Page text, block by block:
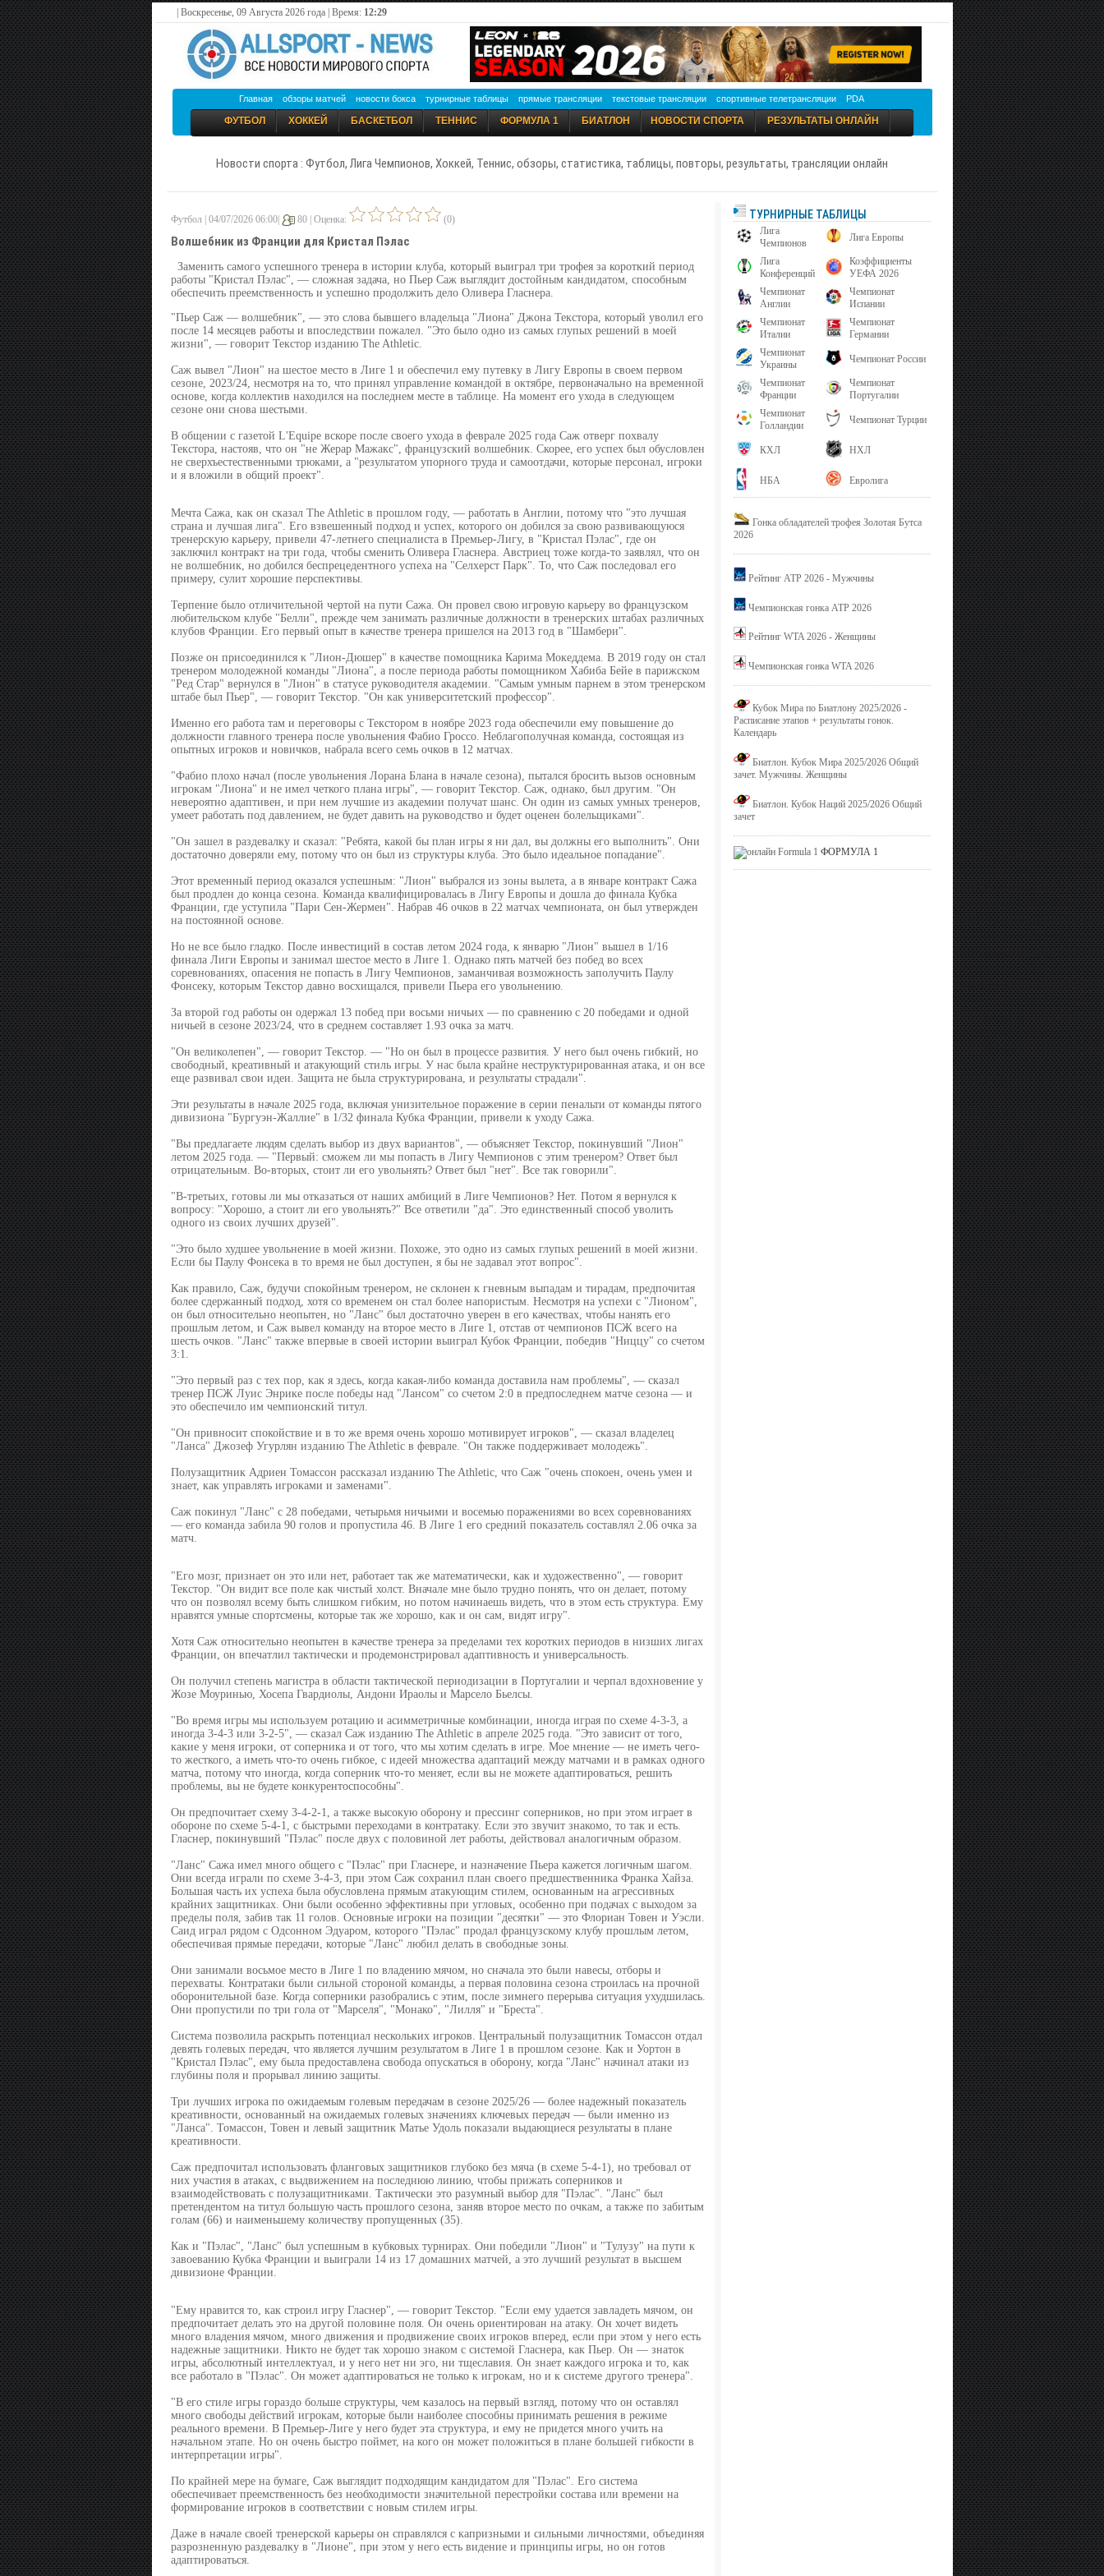
| Воскресенье, 09 Августа 2026 года | Время: 12:29
Главная обзоры матчей новости бокса турнирные таблицы прямые трансляции текстовые трансляции спортивные телетрансляции PDA
ФУТБОЛ ХОККЕЙ БАСКЕТБОЛ ТЕННИС ФОРМУЛА 1 БИАТЛОН НОВОСТИ СПОРТА РЕЗУЛЬТАТЫ ОНЛАЙН
Новости спорта : Футбол, Лига Чемпионов, Хоккей, Теннис, обзоры, статистика, таблицы, повторы, результаты, трансляции онлайн
Футбол | 04/07/2026 06:00| 80 | Оценка: (0)
Волшебник из Франции для Кристал Пэлас
Заменить самого успешного тренера в истории клуба, который выиграл три трофея за короткий период
работы "Кристал Пэлас", — сложная задача, но Пьер Саж выглядит достойным кандидатом, способным
обеспечить преемственность и успешно продолжить дело Оливера Гласнера.
"Пьер Саж — волшебник", — это слова бывшего владельца "Лиона" Джона Текстора, который уволил его
после 14 месяцев работы и впоследствии пожалел. "Это было одно из самых глупых решений в моей
жизни", — говорит Текстор изданию The Athletic.
Саж вывел "Лион" на шестое место в Лиге 1 и обеспечил ему путевку в Лигу Европы в своем первом
сезоне, 2023/24, несмотря на то, что принял управление командой в октябре, первоначально на временной
основе, когда коллектив находился на последнем месте в таблице. На момент его ухода в следующем
сезоне они снова шестыми.
В общении с газетой L'Equipe вскоре после своего ухода в феврале 2025 года Саж отверг похвалу
Текстора, настояв, что он "не Жерар Мажакс", французский волшебник. Скорее, его успех был обусловлен
не сверхъестественными трюками, а "результатом упорного труда и самоотдачи, которые персонал, игроки
и я вложили в общий проект".
Мечта Сажа, как он сказал The Athletic в прошлом году, — работать в Англии, потому что "это лучшая
страна и лучшая лига". Его взвешенный подход и успех, которого он добился за свою развивающуюся
тренерскую карьеру, привели 47-летнего специалиста в Премьер-Лигу, в "Кристал Пэлас", где он
заключил контракт на три года, чтобы сменить Оливера Гласнера. Австриец тоже когда-то заявлял, что он
не волшебник, но добился беспрецедентного успеха на "Селхерст Парк". То, что Саж последовал его
примеру, сулит хорошие перспективы.
Терпение было отличительной чертой на пути Сажа. Он провел свою игровую карьеру во французском
любительском клубе "Белли", прежде чем занимать различные должности в тренерских штабах различных
клубов Франции. Его первый опыт в качестве тренера пришелся на 2013 год в "Шамбери".
Позже он присоединился к "Лион-Дюшер" в качестве помощника Карима Мокеддема. В 2019 году он стал
тренером молодежной команды "Лиона", а после периода работы помощником Хабиба Бейе в парижском
"Ред Стар" вернулся в "Лион" в статусе руководителя академии. "Самым умным парнем в этом тренерском
штабе был Пьер", — говорит Текстор. "Он как университетский профессор".
Именно его работа там и переговоры с Текстором в ноябре 2023 года обеспечили ему повышение до
должности главного тренера после увольнения Фабио Гроссо. Неблагополучная команда, состоящая из
опытных игроков и новичков, набрала всего семь очков в 12 матчах.
"Фабио плохо начал (после увольнения Лорана Блана в начале сезона), пытался бросить вызов основным
игрокам "Лиона" и не имел четкого плана игры", — говорит Текстор. Саж, однако, был другим. "Он
невероятно адаптивен, и при нем лучшие из академии получат шанс. Он один из самых умных тренеров,
умеет работать под давлением, не будет давить на руководство и будет оценен болельщиками".
"Он зашел в раздевалку и сказал: "Ребята, какой бы план игры я ни дал, вы должны его выполнить". Они
достаточно доверяли ему, потому что он был из структуры клуба. Это было идеальное попадание".
Этот временный период оказался успешным: "Лион" выбрался из зоны вылета, а в январе контракт Сажа
был продлен до конца сезона. Команда квалифицировалась в Лигу Европы и дошла до финала Кубка
Франции, где уступила "Пари Сен-Жермен". Набрав 46 очков в 22 матчах чемпионата, он был утвержден
на постоянной основе.
Но не все было гладко. После инвестиций в состав летом 2024 года, к январю "Лион" вышел в 1/16
финала Лиги Европы и занимал шестое место в Лиге 1. Однако пять матчей без побед во всех
соревнованиях, опасения не попасть в Лигу Чемпионов, заманчивая возможность заполучить Паулу
Фонсеку, которым Текстор давно восхищался, привели Пьера его увольнению.
За второй год работы он одержал 13 побед при восьми ничьих — по сравнению с 20 победами и одной
ничьей в сезоне 2023/24, что в среднем составляет 1.93 очка за матч.
"Он великолепен", — говорит Текстор. — "Но он был в процессе развития. У него был очень гибкий, но
свободный, креативный и атакующий стиль игры. У нас была крайне неструктурированная атака, и он все
еще развивал свои идеи. Защита не была структурирована, и результаты страдали".
Эти результаты в начале 2025 года, включая унизительное поражение в серии пенальти от команды пятого
дивизиона "Бургуэн-Жаллие" в 1/32 финала Кубка Франции, привели к уходу Сажа.
"Вы предлагаете людям сделать выбор из двух вариантов", — объясняет Текстор, покинувший "Лион"
летом 2025 года. — "Первый: сможем ли мы попасть в Лигу Чемпионов с этим тренером? Ответ был
отрицательным. Во-вторых, стоит ли его увольнять? Ответ был "нет". Все так говорили".
"В-третьих, готовы ли мы отказаться от наших амбиций в Лиге Чемпионов? Нет. Потом я вернулся к
вопросу: "Хорошо, а стоит ли его увольнять?" Все ответили "да". Это единственный способ уволить
одного из своих лучших друзей".
"Это было худшее увольнение в моей жизни. Похоже, это одно из самых глупых решений в моей жизни.
Если бы Паулу Фонсека в то время не был доступен, я бы не задавал этот вопрос".
Как правило, Саж, будучи спокойным тренером, не склонен к гневным выпадам и тирадам, предпочитая
более сдержанный подход, хотя со временем он стал более напористым. Несмотря на успехи с "Лионом",
он был относительно неопытен, но "Ланс" был достаточно уверен в его качествах, чтобы нанять его
прошлым летом, и Саж вывел команду на второе место в Лиге 1, отстав от чемпионов ПСЖ всего на
шесть очков. "Ланс" также впервые в своей истории выиграл Кубок Франции, победив "Ниццу" со счетом
3:1.
"Это первый раз с тех пор, как я здесь, когда какая-либо команда доставила нам проблемы", — сказал
тренер ПСЖ Луис Энрике после победы над "Лансом" со счетом 2:0 в предпоследнем матче сезона — и
это обеспечило им чемпионский титул.
"Он привносит спокойствие и в то же время очень хорошо мотивирует игроков", — сказал владелец
"Ланса" Джозеф Угурлян изданию The Athletic в феврале. "Он также поддерживает молодежь".
Полузащитник Адриен Томассон рассказал изданию The Athletic, что Саж "очень спокоен, очень умен и
знает, как управлять игроками и заменами".
Саж покинул "Ланс" с 28 победами, четырьмя ничьими и восемью поражениями во всех соревнованиях
— его команда забила 90 голов и пропустила 46. В Лиге 1 его средний показатель составлял 2.06 очка за
матч.
"Его мозг, признает он это или нет, работает так же математически, как и художественно", — говорит
Текстор. "Он видит все поле как чистый холст. Вначале мне было трудно понять, что он делает, потому
что он позволял всему быть слишком гибким, но потом начинаешь видеть, что в этом есть структура. Ему
нравятся умные спортсмены, которые так же хорошо, как и он сам, видят игру".
Хотя Саж относительно неопытен в качестве тренера за пределами тех коротких периодов в низших лигах
Франции, он впечатлил тактически и продемонстрировал адаптивность и универсальность.
Он получил степень магистра в области тактической периодизации в Португалии и черпал вдохновение у
Жозе Моуринью, Хосепа Гвардиолы, Андони Ираолы и Марсело Бьелсы.
"Во время игры мы используем ротацию и асимметричные комбинации, иногда играя по схеме 4-3-3, а
иногда 3-4-3 или 3-2-5", — сказал Саж изданию The Athletic в апреле 2025 года. "Это зависит от того,
какие у меня игроки, от соперника и от того, что мы хотим сделать в игре. Мое мнение — не иметь чего-
то жесткого, а иметь что-то очень гибкое, с идеей множества адаптаций между матчами и в рамках одного
матча, потому что иногда, когда соперник что-то меняет, если вы не можете адаптироваться, решить
проблемы, вы не будете конкурентоспособны".
Он предпочитает схему 3-4-2-1, а также высокую оборону и прессинг соперников, но при этом играет в
обороне по схеме 5-4-1, с быстрыми переходами в контратаку. Если это звучит знакомо, то так и есть.
Гласнер, покинувший "Пэлас" после двух с половиной лет работы, действовал аналогичным образом.
"Ланс" Сажа имел много общего с "Пэлас" при Гласнере, и назначение Пьера кажется логичным шагом.
Они всегда играли по схеме 3-4-3, при этом Саж сохранил план своего предшественника Франка Хайза.
Большая часть их успеха была обусловлена ​​прямым атакующим стилем, основанным на агрессивных
крайних защитниках. Они были особенно эффективны при угловых, особенно при подачах с выходом за
пределы поля, забив так 11 голов. Основные игроки на позиции "десятки" — это Флориан Товен и Уэсли.
Саид играл рядом с Одсонном Эдуаром, которого "Пэлас" продал французскому клубу прошлым летом,
обеспечивая прямые передачи, которые "Ланс" любил делать в свободные зоны.
Они занимали восьмое место в Лиге 1 по владению мячом, но сначала это были навесы, отборы и
перехваты. Контратаки были сильной стороной команды, а первая половина сезона строилась на прочной
оборонительной базе. Когда соперники разобрались с этим, после зимнего перерыва ситуация ухудшилась.
Они пропустили по три гола от "Марселя", "Монако", "Лилля" и "Бреста".
Система позволила раскрыть потенциал нескольких игроков. Центральный полузащитник Томассон отдал
девять голевых передач, что является лучшим результатом в Лиге 1 в прошлом сезоне. Как и Уортон в
"Кристал Пэлас", ему была предоставлена ​​свобода опускаться в оборону, когда "Ланс" начинал атаки из
глубины поля и прорывал линию защиты.
Три лучших игрока по ожидаемым голевым передачам в сезоне 2025/26 — более надежный показатель
креативности, основанный на ожидаемых голевых значениях ключевых передач — были именно из
"Ланса". Томассон, Товен и левый защитник Матье Удоль показали выдающиеся результаты в плане
креативности.
Саж предпочитал использовать фланговых защитников глубоко без мяча (в схеме 5-4-1), но требовал от
них участия в атаках, с выдвижением на последнюю линию, чтобы прижать соперников и
взаимодействовать с полузащитниками. Тактически это разумный выбор для "Пэлас". "Ланс" был
претендентом на титул большую часть прошлого сезона, заняв второе место по очкам, а также по забитым
голам (66) и наименьшему количеству пропущенных (35).
Как и "Пэлас", "Ланс" был успешным в кубковых турнирах. Они победили "Лион" и "Тулузу" на пути к
завоеванию Кубка Франции и выиграли 14 из 17 домашних матчей, а это лучший результат в высшем
дивизионе Франции.
"Ему нравится то, как строил игру Гласнер", — говорит Текстор. "Если ему удается завладеть мячом, он
предпочитает делать это на другой половине поля. Он очень ориентирован на атаку. Он хочет видеть
много владения мячом, много движения и продвижение своих игроков вперед, если при этом у него есть
надежные защитники. Никто не будет так хорошо знаком с системой Гласнера, как Пьер. Он — знаток
игры, абсолютный интеллектуал, и у него нет ни эго, ни тщеславия. Он знает каждого игрока и то, как
все работало в "Пэлас". Он может адаптироваться не только к игрокам, но и к системе другого тренера".
"В его стиле игры гораздо больше структуры, чем казалось на первый взгляд, потому что он оставлял
много свободы действий игрокам, которые были наиболее способны принимать решения в режиме
реального времени. В Премьер-Лиге у него будет эта структура, и ему не придется много учить на
начальном этапе. Но он очень быстро поймет, на кого он может положиться в плане большей гибкости в
интерпретации игры".
По крайней мере на бумаге, Саж выглядит подходящим кандидатом для "Пэлас". Его система
обеспечивает преемственность без необходимости значительной перестройки состава или времени на
формирование игроков в соответствии с новым стилем игры.
Даже в начале своей тренерской карьеры он справлялся с капризными и сильными личностями, объединяя
разрозненную раздевалку в "Лионе", при этом у него есть видение и принципы игры, но он готов
адаптироваться.
ТУРНИРНЫЕ ТАБЛИЦЫ
Лига
Чемпионов
Лига Европы
Лига
Конференций
Коэффициенты
УЕФА 2026
Чемпионат
Англии
Чемпионат
Испании
Чемпионат
Италии
Чемпионат
Германии
Чемпионат
Украины
Чемпионат России
Чемпионат
Франции
Чемпионат
Португалии
Чемпионат
Голландии
Чемпионат Турции
КХЛ НХЛ
НБА Евролига
Гонка обладателей трофея Золотая Бутса
2026
Рейтинг ATP 2026 - Мужчины
Чемпионская гонка ATP 2026
Рейтинг WTA 2026 - Женщины
Чемпионская гонка WTA 2026
Кубок Мира по Биатлону 2025/2026 -
Расписание этапов + результаты гонок.
Календарь
Биатлон. Кубок Мира 2025/2026 Общий
зачет. Мужчины. Женщины
Биатлон. Кубок Наций 2025/2026 Общий
зачет
ФОРМУЛА 1